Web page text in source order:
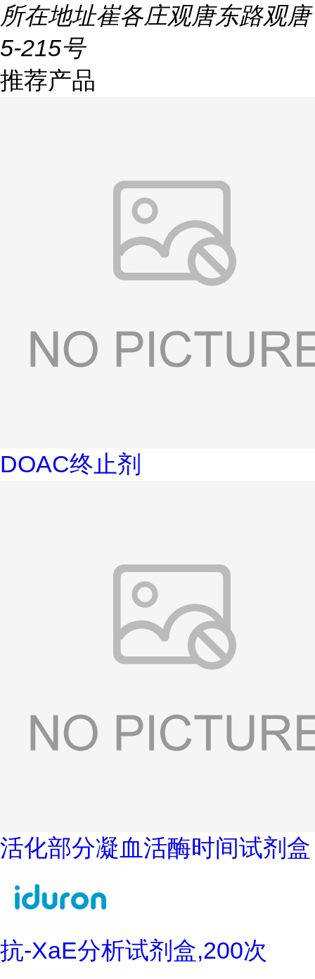
所在地址崔各庄观唐东路观唐
5-215号
推荐产品
DOAC终止剂
活化部分凝血活酶时间试剂盒
抗-XaE分析试剂盒,200次